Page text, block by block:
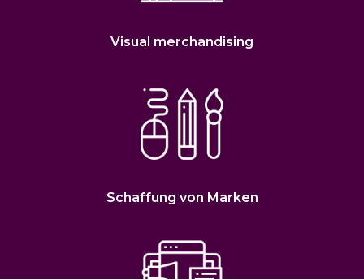
Visual merchandising
Schaffung von Marken